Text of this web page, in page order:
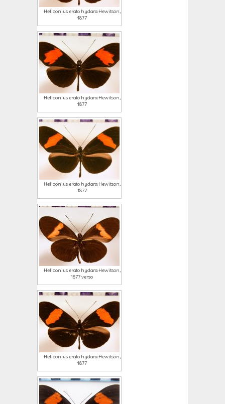
Heliconius erato hydara Hewitson,
1877
Heliconius erato hydara Hewitson,
1877
Heliconius erato hydara Hewitson,
1877
Heliconius erato hydara Hewitson,
1877 verso
Heliconius erato hydara Hewitson,
1877